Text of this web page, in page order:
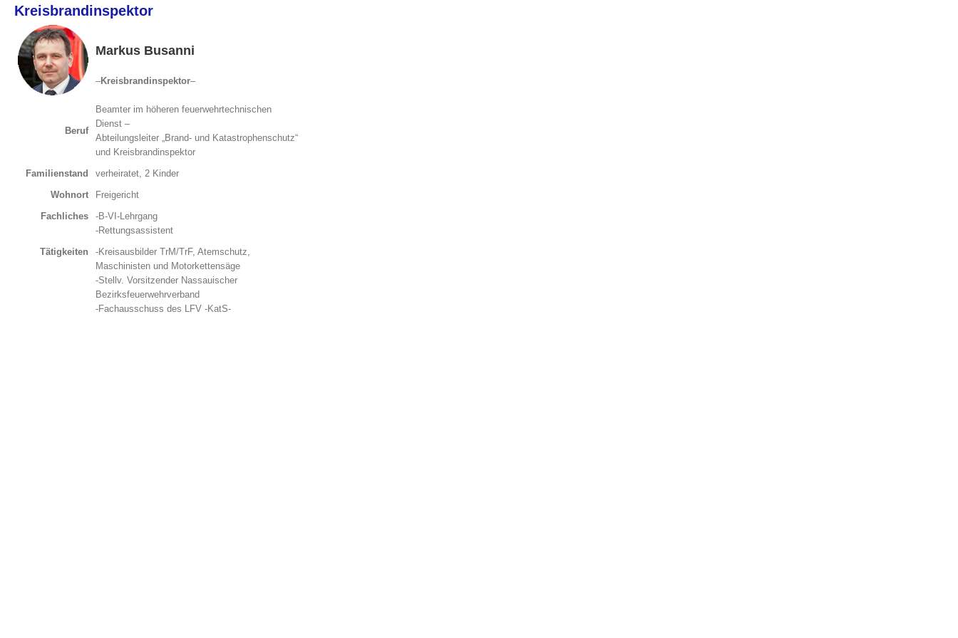
Zum
springen
Kreisbrandinspektor
Markus Busanni
–Kreisbrandinspektor–
Beruf
Beamter im höheren feuerwehrtechnischen
Dienst –
Abteilungsleiter „Brand- und Katastrophenschutz“
und Kreisbrandinspektor
Familienstand
verheiratet, 2 Kinder
Wohnort
Freigericht
Fachliches
-B-VI-Lehrgang
-Rettungsassistent
Tätigkeiten
-Kreisausbilder TrM/TrF, Atemschutz,
Maschinisten und Motorkettensäge
-Stellv. Vorsitzender Nassauischer
Bezirksfeuerwehrverband
-Fachausschuss des LFV -KatS-